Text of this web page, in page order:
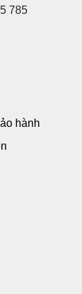
785
hành